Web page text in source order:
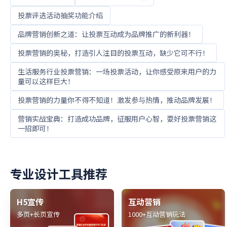
投票评选活动抽奖功能介绍
品牌营销创新之道：让投票互动成为品牌推广的新利器！
投票营销的奥秘，打造引人注目的投票互动，缺少它可不行！
生活服务行业投票营销：一场投票活动，让你感受原来用户的力
量可以这样巨大！
投票营销的力量你不得不知道！激发参与热情，推动品牌发展！
营销实战宝典：打造成功品牌，征服用户心智，耍好投票营销这
一招即可！
专业设计工具推荐
H5宣传
多页+长页宣传
互动营销
1000+互动营销玩法